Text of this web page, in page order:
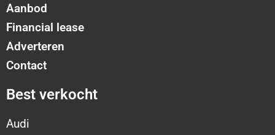
Aanbod
Financial lease
Adverteren
Contact
Best verkocht
Audi